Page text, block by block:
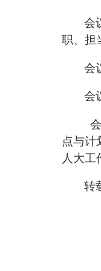
会
职、担
会
会
点与计
人大工
转